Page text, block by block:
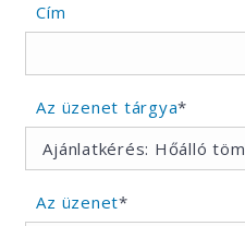
Cím
Az üzenet tárgya*
Az üzenet*